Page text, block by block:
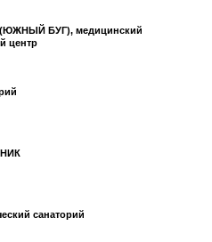
БУГ), медицинский
центр
санаторий